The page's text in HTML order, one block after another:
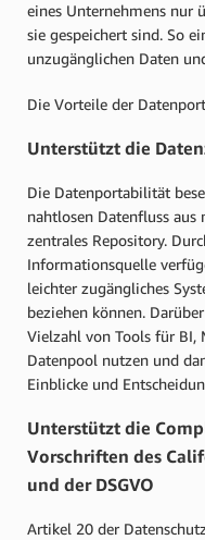
eines Unternehmens nur
sie gespeichert sind. So
unzugänglichen Daten
Die Vorteile der
Unterstützt die
Die Datenportabilität
nahtlosen Datenfluss aus
zentrales Repository.
Informationsquelle
leichter zugängliches
beziehen können.
Vielzahl von Tools für BI,
Datenpool nutzen und
Einblicke und
Unterstützt die
Vorschriften des
und der DSGVO
Artikel 20 der